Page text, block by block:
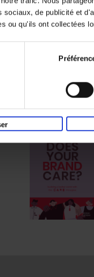
sociaux, de publicité et
ou qu'ils ont collectées